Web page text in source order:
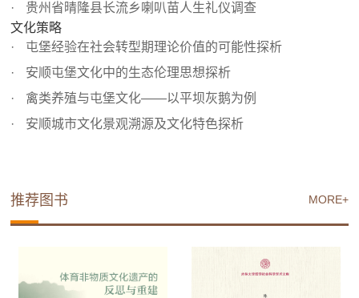
贵州省晴隆县长流乡喇叭苗人生礼仪调查
文化策略
屯堡经验在社会转型期理论价值的可能性探析
安顺屯堡文化中的生态伦理思想探析
禽类养殖与屯堡文化——以平坝灰鹅为例
安顺城市文化景观溯源及文化特色探析
MORE+
推荐图书